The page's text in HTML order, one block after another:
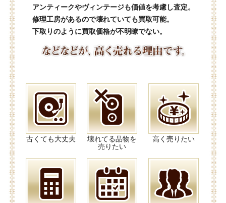
アンティークやヴィンテージも価値を考慮し査定。
修理工房があるので壊れていても買取可能。
下取りのように買取価格が不明瞭でない。
古くても大丈夫
壊れてる品物を
売りたい
高く売りたい